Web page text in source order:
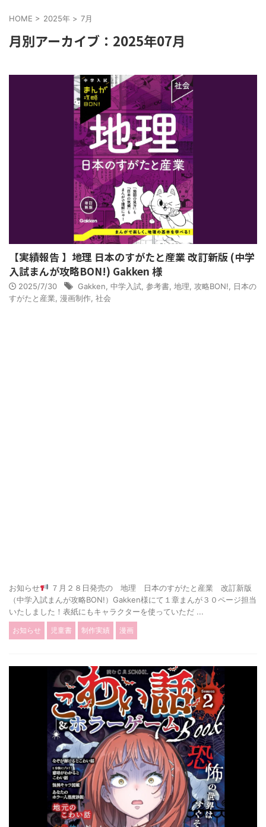
HOME > 2025年 > 7月
月別アーカイブ：2025年07月
【実績報告 】地理 日本のすがたと産業 改訂新版 (中学
入試まんが攻略BON!) Gakken 様
2025/7/30 Gakken 中学入試 参考書 地理 攻略BON!
日本の
すがたと産業 漫画制作 社会
お知らせ
７月２８日発売の 地理 日本のすがたと産業 改訂新版
（中学入試まんが攻略BON!）Gakken様にて１章まんが３０ページ担当
いたしました！表紙にもキャラクターを使っていただ ...
お知らせ 児童書 制作実績 漫画